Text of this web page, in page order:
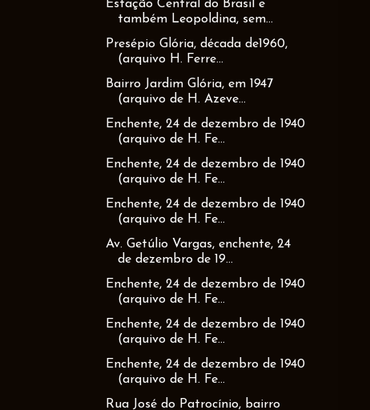
Estação Central do Brasil e
também Leopoldina, sem...
Presépio Glória, década de1960,
(arquivo H. Ferre...
Bairro Jardim Glória, em 1947
(arquivo de H. Azeve...
Enchente, 24 de dezembro de 1940
(arquivo de H. Fe...
Enchente, 24 de dezembro de 1940
(arquivo de H. Fe...
Enchente, 24 de dezembro de 1940
(arquivo de H. Fe...
Av. Getúlio Vargas, enchente, 24
de dezembro de 19...
Enchente, 24 de dezembro de 1940
(arquivo de H. Fe...
Enchente, 24 de dezembro de 1940
(arquivo de H. Fe...
Enchente, 24 de dezembro de 1940
(arquivo de H. Fe...
Rua José do Patrocínio, bairro